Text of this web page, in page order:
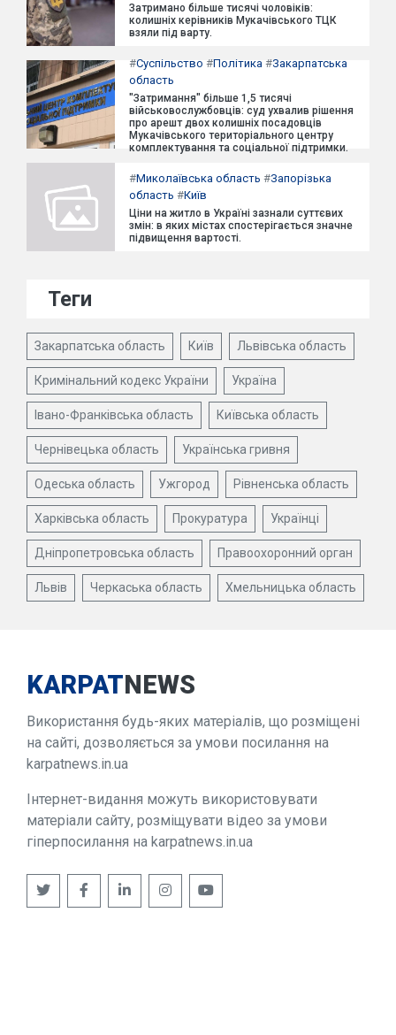
Затримано більше тисячі чоловіків:
колишніх керівників Мукачівського ТЦК
взяли під варту.
#Суспільство #Політика #Закарпатська
область
"Затримання" більше 1,5 тисячі
військовослужбовців: суд ухвалив рішення
про арешт двох колишніх посадовців
Мукачівського територіального центру
комплектування та соціальної підтримки.
#Миколаївська область #Запорізька
область #Київ
Ціни на житло в Україні зазнали суттєвих
змін: в яких містах спостерігається значне
підвищення вартості.
Теги
Закарпатська область Київ Львівська область
Кримінальний кодекс України Україна
Івано-Франківська область Київська область
Чернівецька область Українська гривня
Одеська область Ужгород Рівненська область
Харківська область Прокуратура Українці
Дніпропетровська область Правоохоронний орган
Львів Черкаська область Хмельницька область
KARPATNEWS
Використання будь-яких матеріалів, що розміщені
на сайті, дозволяється за умови посилання на
karpatnews.in.ua
Інтернет-видання можуть використовувати
матеріали сайту, розміщувати відео за умови
гіперпосилання на karpatnews.in.ua